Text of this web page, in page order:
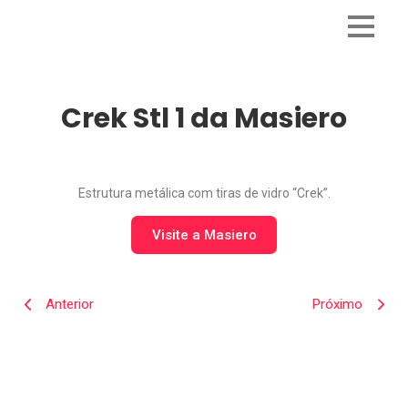
Crek Stl 1 da Masiero
Estrutura metálica com tiras de vidro “Crek”.
Visite a Masiero
Anterior Próximo